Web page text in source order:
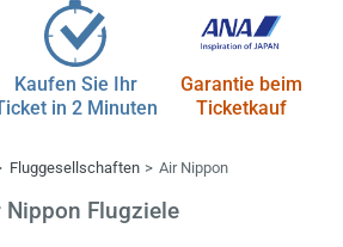
Kaufen Sie Ihr
in 2 Minuten
Garantie beim
Ticketkauf
Fluggesellschaften Air Nippon
Nippon Flugziele